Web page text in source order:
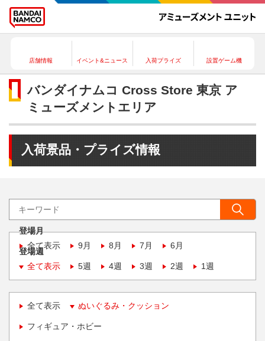
店舗情報 イベント&ニュース 入荷プライズ 設置ゲーム機
バンダイナムコ Cross Store 東京 ア
ミューズメントエリア
入荷景品・プライズ情報
登場月
全て表示
9月 8月 7月 6月
登場週
全て表示
5週 4週 3週 2週 1週
全て表示 ぬいぐるみ・クッション
フィギュア・ホビー